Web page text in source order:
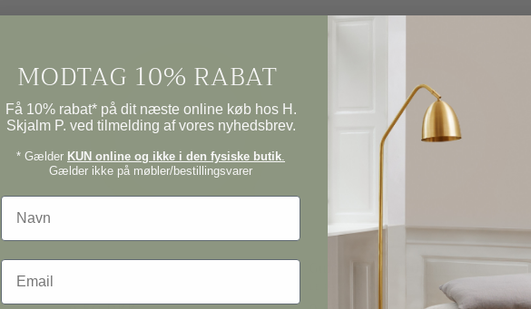
Gummi ring, Ø10 cm. 1 stk.
MODTAG 10% RABAT
Få 10% rabat* på dit næste online køb hos H.
Skjalm P. ved tilmelding af vores nyhedsbrev.
* Gælder KUN online og ikke i den fysiske butik
Gælder ikke på møbler/bestillingsvarer
Navn
Email